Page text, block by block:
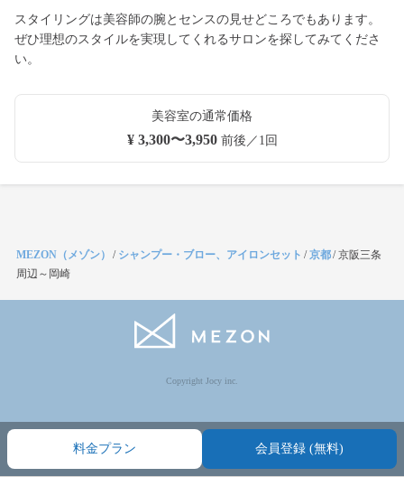
スタイリングは美容師の腕とセンスの見せどころでもあります。
ぜひ理想のスタイルを実現してくれるサロンを探してみてくださ
い。
美容室の通常価格
¥ 3,300〜3,950前後／1回
料金プラン 会員登録 (無料)
MEZON（メゾン） / シャンプー・ブロー、アイロンセット /京都/京阪三条
周辺～岡崎
Copyright Jocy inc.